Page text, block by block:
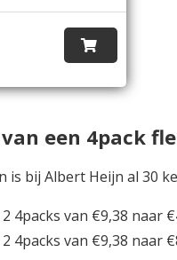
een 4pack
is bij Albert Heijn al
2 4packs van €9,38 naar
2 4packs van €9,38 naar